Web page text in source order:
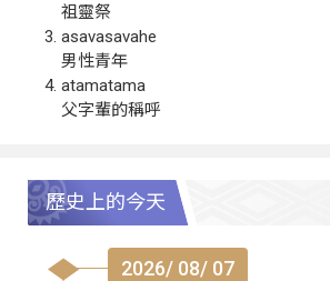
祖靈祭
asavasavahe
男性青年
atamatama
父字輩的稱呼
歷史上的今天
2026/ 08/ 07